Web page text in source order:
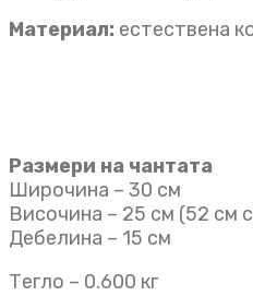
Материал: естествена
Размери на чантата
Широчина – 30 см
Височина – 25 см (52 см
Дебелина – 15 см
Тегло – 0.600 кг